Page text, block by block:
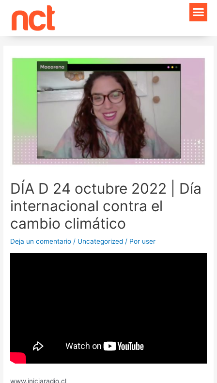
contenido
DÍA D 24 octubre 2022 | Día
internacional contra el
cambio climático
Deja un comentario / Uncategorized / Por user
www.iniciaradio.cl
Navegación
de
entradas